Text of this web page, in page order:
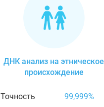
ДНК анализ на этническое
происхождение
Точность
99,999%